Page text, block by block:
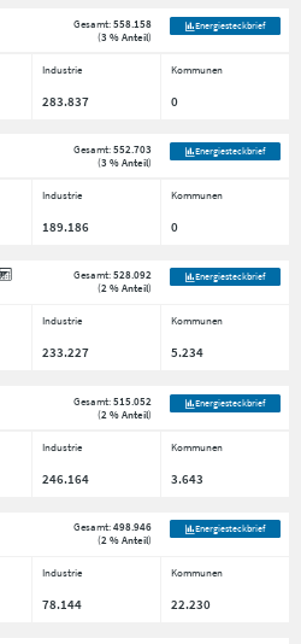
Gesamt:558.158
(3 % Anteil)
Energiesteckbrief
Industrie Kommunen
283.837 0
Gesamt:552.703
(3 % Anteil)
Energiesteckbrief
Industrie Kommunen
189.186 0
Gesamt:528.092
(2 % Anteil)
Energiesteckbrief
Industrie Kommunen
233.227 5.234
Gesamt:515.052
(2 % Anteil)
Energiesteckbrief
Industrie Kommunen
246.164 3.643
Gesamt:498.946
(2 % Anteil)
Energiesteckbrief
Industrie Kommunen
78.144 22.230